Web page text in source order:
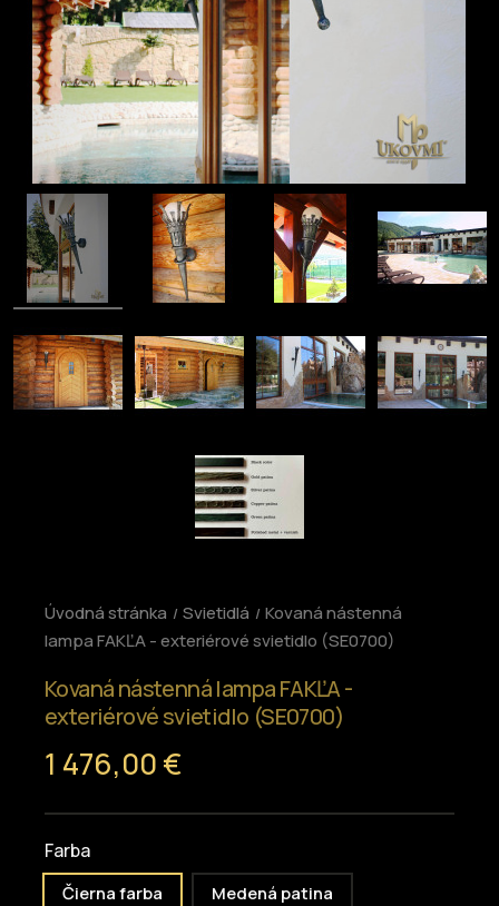
Úvodná stránka Svietidlá
Kovaná nástenná
lampa FAKĽA - exteriérové svietidlo (SE0700)
Kovaná nástenná lampa FAKĽA -
exteriérové svietidlo (SE0700)
1 476,00 €
Farba
Čierna farba
Medená patina